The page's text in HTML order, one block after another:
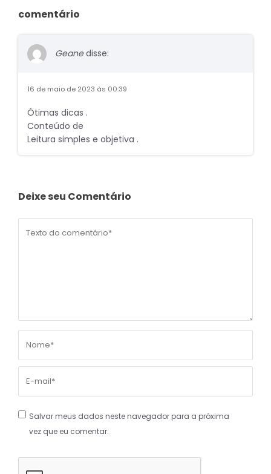
comentário
Geane disse:
16 de maio de 2023 às 00:39
Ótimas dicas .
Conteúdo de
Leitura simples e objetiva .
Deixe seu Comentário
Salvar meus dados neste navegador para a próxima
vez que eu comentar.